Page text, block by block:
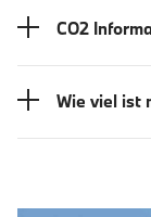
CO2
Wie viel ist